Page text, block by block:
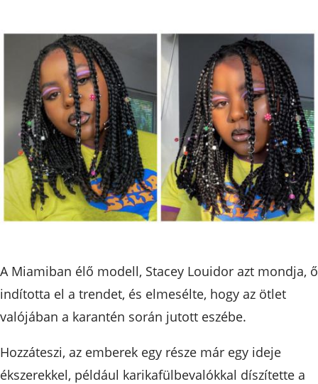
A Miamiban élő modell, Stacey Louidor azt mondja, ő
indította el a trendet, és elmesélte, hogy az ötlet
valójában a karantén során jutott eszébe.
Hozzáteszi, az emberek egy része már egy ideje
ékszerekkel, például karikafülbevalókkal díszítette a